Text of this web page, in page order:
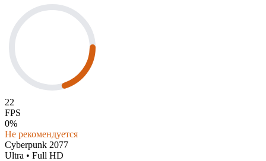
22
FPS
0%
Не рекомендуется
Cyberpunk 2077
Ultra • Full HD